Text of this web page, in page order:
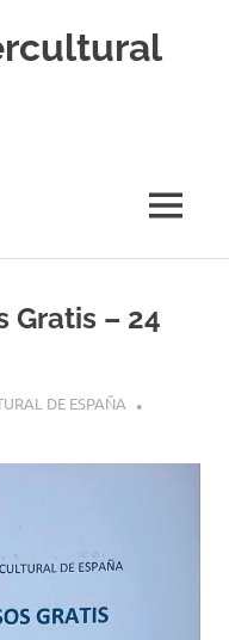
MENÚ
Gratis – 24
DE ESPAÑA